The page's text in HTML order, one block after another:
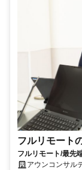
フルリモート
フルリモート/最先
アウンコンサル